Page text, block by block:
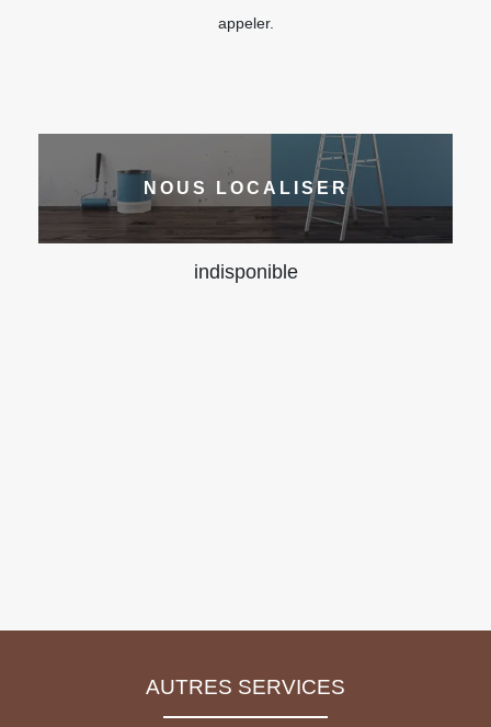
appeler.
NOUS LOCALISER
indisponible
AUTRES SERVICES